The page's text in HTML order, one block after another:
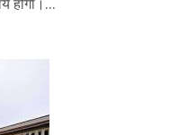
होगा।...